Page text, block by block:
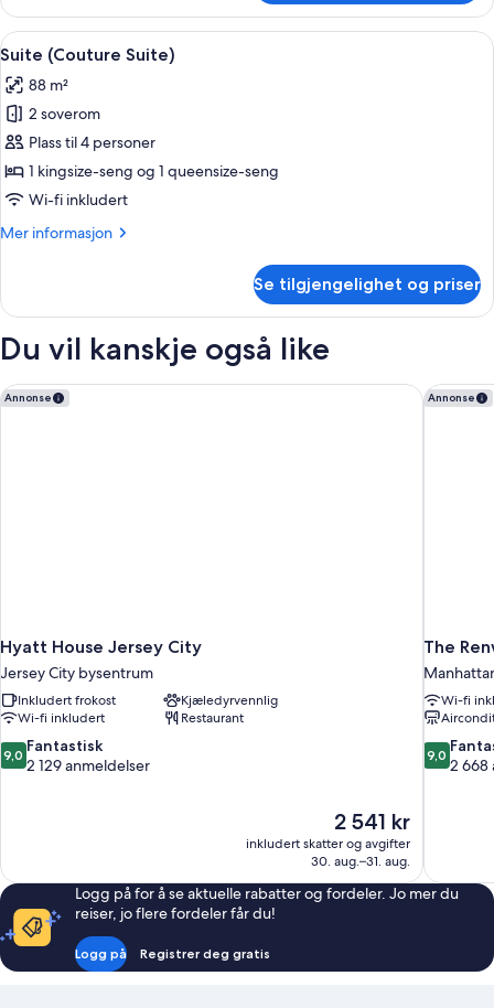
(Entertainment
Suite)
Åpne
alle
bildene
av
Suite
(Couture
Suite)
Suite (Couture Suite) | Sengetøy i
8
Suite (Couture Suite)
88 m²
2 soverom
Plass til 4 personer
1 kingsize-seng og 1 queensize-seng
Wi-fi inkludert
Mer informasjon
Mer
(Couture
Se tilgjengelighet og priser
Du vil kanskje også like
Annonse
Hyatt House Jersey City
Jersey City bysentrum
Inkludert frokost
Kjæledyrvennlig
Wi-fi inkludert
Restaurant
9.0
av
9,0 Fantastisk
2 129 anmeldelser
Prisen
er
2 541 kr
2 541 kr
inkludert skatter og avgifter
30. aug.–31. aug.
Hyatt House Jersey City Annonse
The
Wi-fi
9.0
av
9,0
2 668
The
Logg på for å se aktuelle rabatter og fordeler. Jo mer du
reiser, jo flere fordeler får du!
Logg på Registrer deg gratis